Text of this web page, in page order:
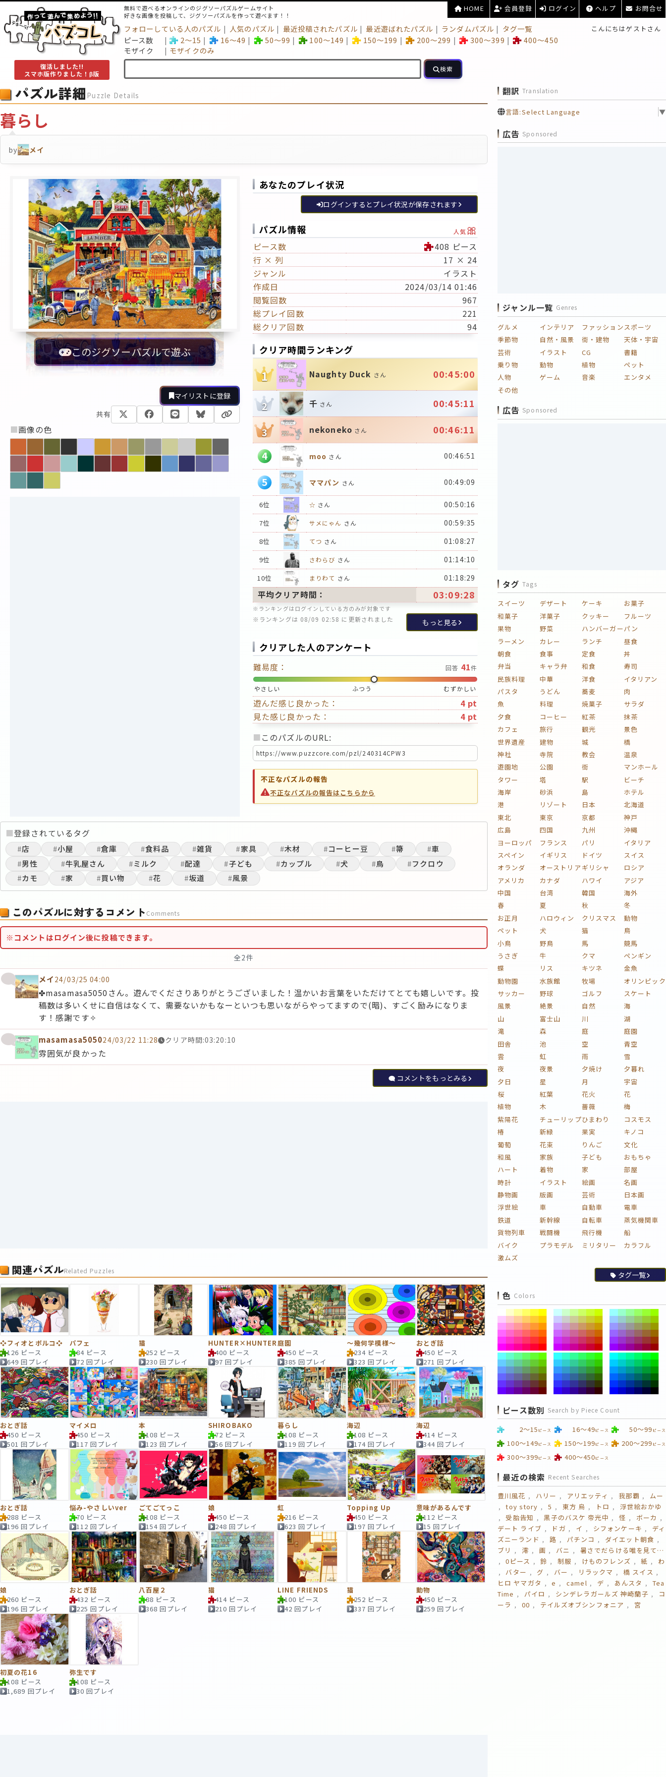
復活しました!!
スマホ版作りました！β版
検索
無料で遊べるオンラインのジグソーパズルゲームサイト
好きな画像を投稿して、ジグソーパズルを作って遊べます！！
HOME 会員登録 ログイン ヘルプ お問合せ
こんにちはゲストさん
フォローしている人のパズル 人気のパズル 最近投稿されたパズル 最近遊ばれたパズル ランダムパズル
タグ一覧
ピース数
2～15 16～49 50～99 100～149 150～199 200～299 300～399
400～450
モザイク
モザイクのみ
パズル詳細 Puzzle Details
暮らし
by メイ
このジグソーパズルで遊ぶ
マイリストに登録
共有
■画像の色
あなたのプレイ状況
ログインするとプレイ状況が保存されます
パズル情報 人気 🎀
ピース数
408 ピース
行 × 列
17 × 24
ジャンル
イラスト
作成日
2024/03/14 01:46
閲覧回数
967
総プレイ回数
221
総クリア回数
94
クリア時間ランキング
1 Naughty Duck さん 00:45:00
2 千 さん 00:45:11
3 nekoneko さん 00:46:11
4 moo さん 00:46:51
5 ママパン さん 00:49:09
6位 ☆ さん 00:50:16
7位 サメにゃん さん 00:59:35
8位 てつ さん 01:08:27
9位 さわらび さん 01:14:10
10位 まりわて さん 01:18:29
平均クリア時間： 03:09:28
※ランキングはログインしている方のみが対象です
※ランキングは 08/09 02:58 に更新されました もっと見る
クリアした人のアンケート
難易度： 回答 41件
やさしい ふつう むずかしい
遊んだ感じ良かった：
4 pt
見た感じ良かった：
4 pt
■ このパズルのURL:
不正なパズルの報告
不正なパズルの報告はこちらから
■登録されているタグ
#店 #小屋 #倉庫 #食料品 #雑貨 #家具 #木材 #コーヒー豆 #箒 #車
#男性 #牛乳屋さん #ミルク #配達 #子ども #カップル #犬 #鳥 #フクロウ
#カモ #家 #買い物 #花 #坂道 #風景
このパズルに対するコメント Comments
※コメントはログイン後に投稿できます。
全2件
メイ 24/03/25 04:00
✤masamasa5050さん。遊んでくださりありがとうございました！温かいお言葉をいただけてとても嬉しいです。投
稿数は多いくせに自信はなくて、需要ないかもなーといつも思いながらやってますので(暗)、すごく励みになりま
す！感謝です✧
masamasa505024/03/22 11:28 クリア時間:03:20:10
雰囲気が良かった
コメントをもっとみる
関連パズルRelated Puzzles
❖フィオとポルコ❖
126 ピース
649 回プレイ
パフェ
84 ピース
72 回プレイ
猫
252 ピース
230 回プレイ
HUNTER×HUNTER
400 ピース
97 回プレイ
庭園
450 ピース
385 回プレイ
～幾何学模様～
234 ピース
323 回プレイ
おとぎ話
450 ピース
271 回プレイ
おとぎ話
450 ピース
501 回プレイ
マイメロ
450 ピース
117 回プレイ
本
108 ピース
123 回プレイ
SHIROBAKO
72 ピース
56 回プレイ
暮らし
108 ピース
119 回プレイ
海辺
108 ピース
174 回プレイ
海辺
414 ピース
344 回プレイ
おとぎ話
288 ピース
196 回プレイ
悩み-やさしいver
70 ピース
112 回プレイ
ごてごてっこ
108 ピース
154 回プレイ
娘
450 ピース
248 回プレイ
虹
216 ピース
623 回プレイ
Topping Up
450 ピース
197 回プレイ
意味があるんです
112 ピース
15 回プレイ
娘
260 ピース
196 回プレイ
おとぎ話
432 ピース
225 回プレイ
八百屋２
88 ピース
368 回プレイ
猫
414 ピース
210 回プレイ
LINE FRIENDS
100 ピース
42 回プレイ
猫
252 ピース
337 回プレイ
動物
450 ピース
259 回プレイ
初夏の花16
108 ピース
1,689 回プレイ
弥生です
108 ピース
30 回プレイ
翻訳 Translation
言語:Select Language ▼
広告 Sponsored
ジャンル一覧 Genres
グルメ インテリア ファッションスポーツ
季節物
自然・風景 街・建物
天体・宇宙
芸術
イラスト CG
書籍
乗り物
動物 植物
ペット
人物
ゲーム 音楽
エンタメ
その他
広告 Sponsored
タグ Tags
スイーツ デザート ケーキ
お菓子
和菓子
洋菓子 クッキー
フルーツ
果物
野菜 ハンバーガーパン
ラーメン
カレー ランチ
昼食
朝食
食事 定食
丼
弁当
キャラ弁 和食
寿司
民族料理
中華 洋食
イタリアン
パスタ
うどん 蕎麦
肉
魚
料理 焼菓子
サラダ
夕食
コーヒー 紅茶
抹茶
カフェ
旅行 観光
景色
世界遺産
建物 城
橋
神社
寺院 教会
温泉
遊園地
公園 街
マンホール
タワー
塔 駅
ビーチ
海岸
砂浜 島
ホテル
港
リゾート 日本
北海道
東北
東京 京都
神戸
広島
四国 九州
沖縄
ヨーロッパ
フランス パリ
イタリア
スペイン
イギリス ドイツ
スイス
オランダ
オーストリア ギリシャ
ロシア
アメリカ
カナダ ハワイ
アジア
中国
台湾 韓国
海外
春
夏 秋
冬
お正月
ハロウィン クリスマス
動物
ペット
犬 猫
鳥
小鳥
野鳥 馬
競馬
うさぎ
牛 クマ
ペンギン
蝶
リス キツネ
金魚
動物園
水族館 牧場
オリンピック
サッカー
野球 ゴルフ
スケート
風景
絶景 自然
海
山
富士山 川
湖
滝
森 庭
庭園
田舎
池 空
青空
雲
虹 雨
雪
夜
夜景 夕焼け
夕暮れ
夕日
星 月
宇宙
桜
紅葉 花火
花
植物
木 薔薇
梅
紫陽花
チューリップひまわり
コスモス
椿
新緑 果実
キノコ
葡萄
花束 りんご
文化
和風
家族 子ども
おもちゃ
ハート
着物 家
部屋
時計
イラスト 絵画
名画
静物画
版画 芸術
日本画
浮世絵
車 自動車
電車
鉄道
新幹線 自転車
蒸気機関車
貨物列車
戦闘機 飛行機
船
バイク
プラモデル ミリタリー
カラフル
激ムズ
タグ一覧
色 Colors
ピース数別 Search by Piece Count
2～15 ピース 16～49ピース 50～99 ピース
100～149ピース 150～199ピース 200～299 ピース
300～399ピース 400～450ピース
最近の検索 Recent Searches
豊川風花 ハリー アリエッティ 我那覇
ムー
toy story
5 東方 烏 トロ
浮世絵おかゆ
受胎告知
黒子のバスケ 帝光中 怪
ボーカ
デート ライブ
ドガ イ シフォンケーキ
ディ
ズニーランド
路 パチンコ
ダイエット朝食
ブリ
澪 画 バニ
暑さでだらける唯を見て…
0ピース
鈴 制服 けものフレンズ 紙
わ
バター
グ バー リラックマ
橋 スイス
ヒロ ヤマガタ
e camel デ あんスタ
Tea
Time
パイロ シンデレラガールズ 神崎蘭子
コ
ーラ
00 テイルズオブシンフォニア 宮